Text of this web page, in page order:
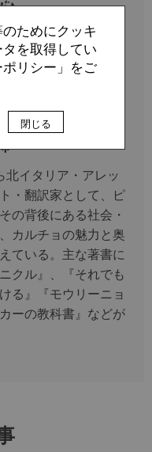
イタリア・アレッ
・翻訳家として、ピ
の背後にある社会・
カルチョの魅力と奥
ている。主な著書に
クル』、『それでも
る』『モウリーニョ
ーの教科書』などが
ためにクッキ
を取得してい
リシー」をご
閉じる